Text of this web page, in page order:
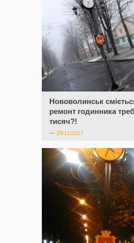
Нововолинськ
ремонт годинника
тисяч?!
— 29/11/2017